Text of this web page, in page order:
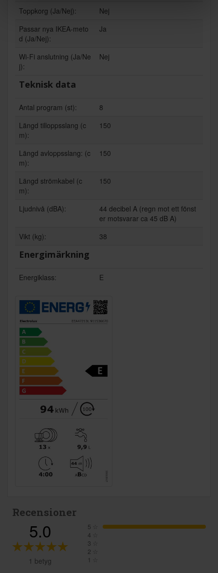
Toppkorg (Ja/Nej):
Nej
Passar nya IKEA-meto
d (Ja/Nej):
Ja
Wi-Fi anslutning (Ja/Ne
j):
Nej
Teknisk data
Antal program (st):
8
Längd tilloppsslang (c
m):
150
Längd avloppsslang: (c
m):
150
Längd strömkabel (c
m):
150
Ljudnivå (dBA):
44 decibel A (regn mot ett fönst
er motsvarar ca 45 dB A)
Vikt (kg):
38
Energimärkning
Energiklass: E
Recensioner
5.0
1 betyg
5
4
3
2
1